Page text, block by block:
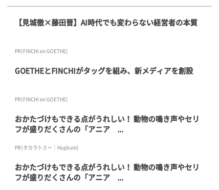
【見城徹×藤田晋】AI時代でも変わらない経営者の本質
PR(FINCHI on GOETHE)
GOETHEとFINCHIがタッグを組み、新メディアを創設
PR(FINCHI on GOETHE)
おかたづけもできる点がうれしい！ 動物の鳴き声やセリ
フが盛りだくさんの「アニア ...
PR(タカラトミー｜Hugkum)
おかたづけもできる点がうれしい！ 動物の鳴き声やセリ
フが盛りだくさんの「アニア ...